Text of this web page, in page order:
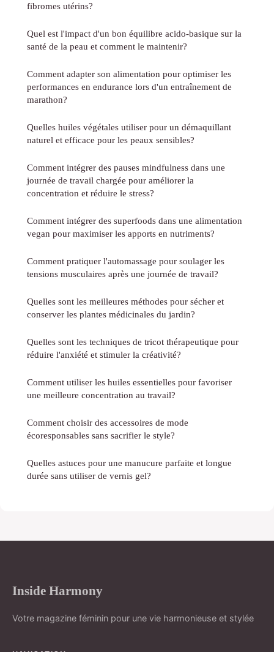
fibromes utérins?
Quel est l'impact d'un bon équilibre acido-basique sur la
santé de la peau et comment le maintenir?
Comment adapter son alimentation pour optimiser les
performances en endurance lors d'un entraînement de
marathon?
Quelles huiles végétales utiliser pour un démaquillant
naturel et efficace pour les peaux sensibles?
Comment intégrer des pauses mindfulness dans une
journée de travail chargée pour améliorer la
concentration et réduire le stress?
Comment intégrer des superfoods dans une alimentation
vegan pour maximiser les apports en nutriments?
Comment pratiquer l'automassage pour soulager les
tensions musculaires après une journée de travail?
Quelles sont les meilleures méthodes pour sécher et
conserver les plantes médicinales du jardin?
Quelles sont les techniques de tricot thérapeutique pour
réduire l'anxiété et stimuler la créativité?
Comment utiliser les huiles essentielles pour favoriser
une meilleure concentration au travail?
Comment choisir des accessoires de mode
écoresponsables sans sacrifier le style?
Quelles astuces pour une manucure parfaite et longue
durée sans utiliser de vernis gel?
Inside Harmony
Votre magazine féminin pour une vie harmonieuse et stylée